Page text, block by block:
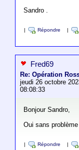
Sandro .
Répondre
Fred69
Re: Opération
jeudi 26 octobre
08:08:33
Bonjour Sandro,
Oui sans problème
Répondre